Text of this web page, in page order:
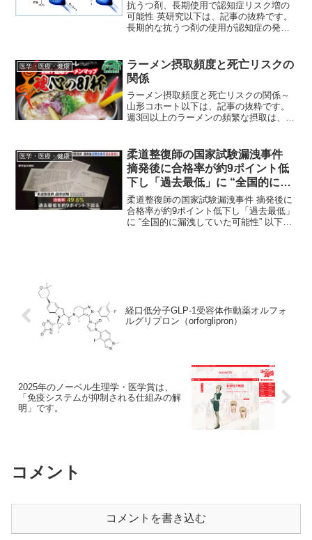
抗うつ剤、長期使用で認知症リスク増の
可能性 英研究以下は、記事の抜粋です。
長期的な抗うつ剤の使用が認知症の発症
つ剤が認知症の原因であるとは結論付け
られなかったという。研...
医学・医療・健康
ラーメン摂取頻度と死亡リスクの
関係
ラーメン摂取頻度と死亡リスクの関係～
山形コホート以下は、記事の抜粋です。
週3回以上のラーメンの頻繁な摂取は、と
習慣のある人といった特定のサブグルー
プで死亡リスク増加と...
医学・医療・健康
柔道整復師の国家試験漏洩事件
摘発後に合格率が約9ポイント低
下し「過去最低」に “全国的に漏
洩していた可能性”
柔道整復師の国家試験漏洩事件 摘発後に
合格率が約9ポイント低下し「過去最低」
に “全国的に漏洩していた可能性” 以下
経口低分子GLP-1受容体作動薬オルフォ
ルグリプロン（orforglipron）
2025年のノーベル生理学・医学賞は、
「免疫システムが抑制される仕組みの解
明」です。
コメント
コメントを書き込む